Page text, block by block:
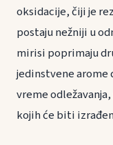
oksidacije, čiji je
postaju nežniji u
mirisi poprimaju
jedinstvene
vreme
kojih će biti